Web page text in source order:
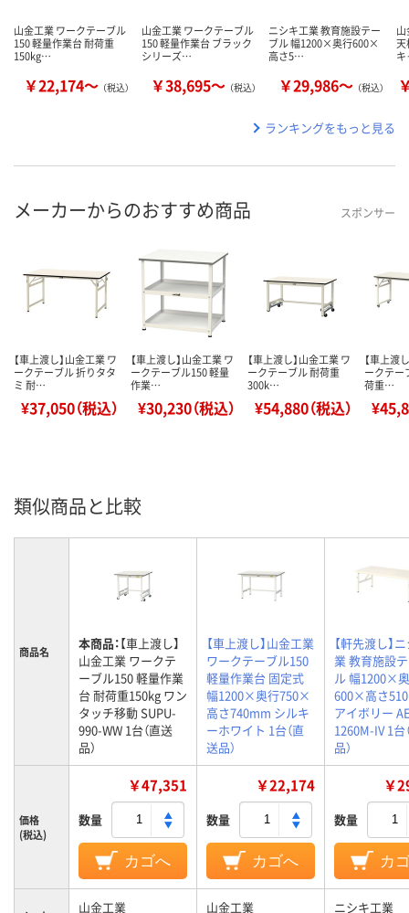
山金工業 ワークテーブル
150 軽量作業台 耐荷重
150kg…
￥22,174～ （税込）
山金工業 ワークテーブル
150 軽量作業台 ブラック
シリーズ…
￥38,695～ （税込）
ニシキ工業 教育施設テー
ブル 幅1200×奥行600×
高さ5…
￥29,986～ （税込）
天
ランキングをもっと見る
メーカーからのおすすめ商品 スポンサー
【車上渡し】山金工業 ワ
ークテーブル 折りタタ
ミ 耐…
¥37,050（税込）
【車上渡し】山金工業 ワ
ークテーブル150 軽量
作業…
¥30,230（税込）
【車上渡し】山金工業 ワ
ークテーブル 耐荷重
300k…
¥54,880（税込）
【車上渡
ークテー
荷重…
類似商品と比較
商品名 本商品：【車上渡し】
山金工業 ワークテ
ーブル150 軽量作業
台 耐荷重150kg ワン
タッチ移動 SUPU-
990-WW 1台（直送
品）
【車上渡し】山金工業
ワークテーブル150
軽量作業台 固定式
幅1200×奥行750×
高さ740mm シルキ
ーホワイト 1台（直
送品）
【軒先渡し】
業 教育施設
ル 幅1200×
600×高さ
アイボリー
1260M-IV 1台
品）
価格
(税込)
￥47,351
数量
カゴへ
￥22,174
数量
カゴへ
￥
数量
カ
山金工業 山金工業 ニシキ工業